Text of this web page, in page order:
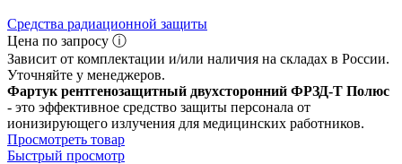
Средства радиационной защиты
Цена по запросу ⓘ
Зависит от комплектации и/или наличия на складах в России.
Уточняйте у менеджеров.
Фартук рентгенозащитный двухсторонний ФРЗД-Т Полюс
- это эффективное средство защиты персонала от
ионизирующего излучения для медицинских работников.
Просмотреть товар
Быстрый просмотр